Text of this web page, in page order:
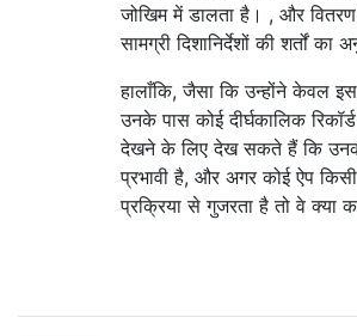
जोखिम में डालता है। , और
सामग्री दिशानिर्देशों की शर्तों का
हालाँकि, जैसा कि उन्होंने केवल
उनके पास कोई दीर्घकालिक
देखने के लिए देख सकते हैं कि
प्रभावी है, और अगर कोई ऐप
प्रक्रिया से गुजरता है तो वे क्या